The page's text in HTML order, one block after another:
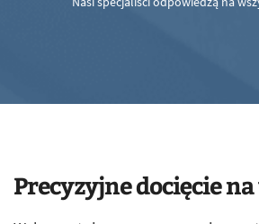
Precyzyjne docięcie